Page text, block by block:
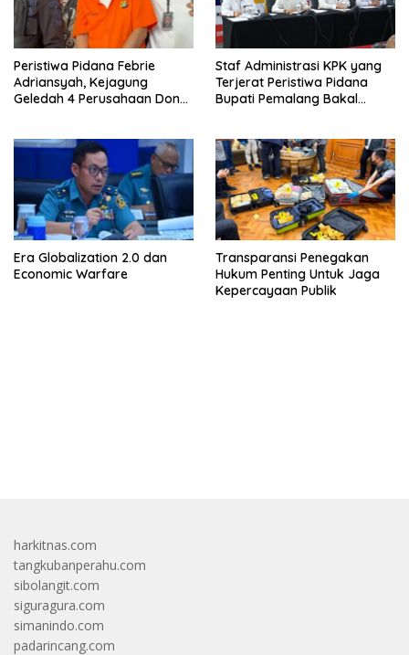
Peristiwa Pidana Febrie
Adriansyah, Kejagung
Geledah 4 Perusahaan Don
Staf Administrasi KPK yang
Terjerat Peristiwa Pidana
Bupati Pemalang Bakal
Era Globalization 2.0 dan
Economic Warfare
Transparansi Penegakan
Hukum Penting Untuk Jaga
Kepercayaan Publik
harkitnas.com
tangkubanperahu.com
sibolangit.com
siguragura.com
simanindo.com
padarincang.com